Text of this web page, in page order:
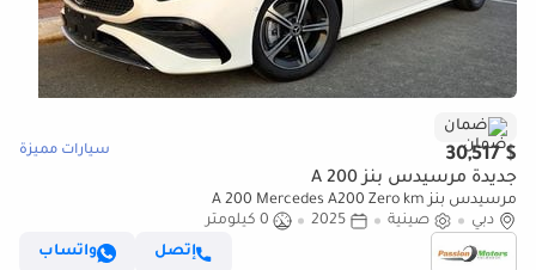
ضمان
$ 30,517 سيارات مميزة
جديدة مرسيدس بنز A 200
مرسيدس بنز A 200 Mercedes A200 Zero km
دبي
صينية 2025
0 كيلومتر
إتصل
واتساب